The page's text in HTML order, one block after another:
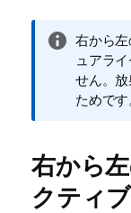
情
報
メ
モ
右から
ュアラ
せん。
ためです
右から
クティ